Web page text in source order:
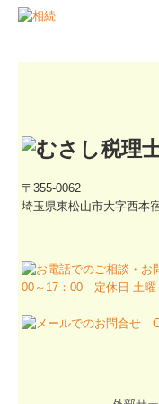
ちょっときいて
法人・個人事業主のお
自計化デジタル化
経営サポート・コン
個人のお客さまへ
確定申告
〒355-0062
埼玉県東松山市大字西本